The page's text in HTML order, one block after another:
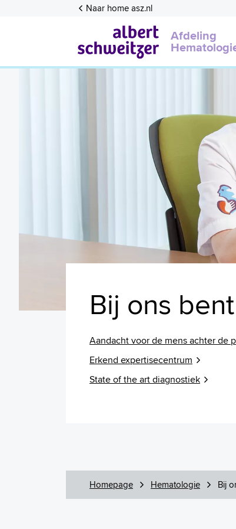
Naar home asz.nl
Afdeling
Bij ons
Aandacht voor de mens achter de
Erkend expertisecentrum
State of the art diagnostiek
Homepage Hematologie Bij